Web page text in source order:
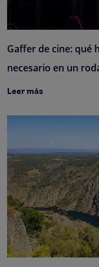
Gaffer de cine: qué
necesario en un
Leer más